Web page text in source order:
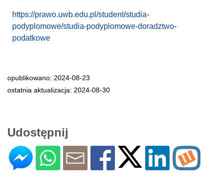
https://prawo.uwb.edu.pl/student/studia-
podyplomowe/studia-podyplomowe-doradztwo-
podatkowe
opublikowano: 2024-08-23
ostatnia aktualizacja: 2024-08-30
Udostępnij